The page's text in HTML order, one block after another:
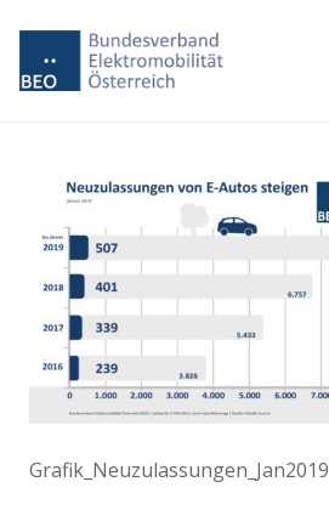
Grafik_Neuzulassungen_Jan2019